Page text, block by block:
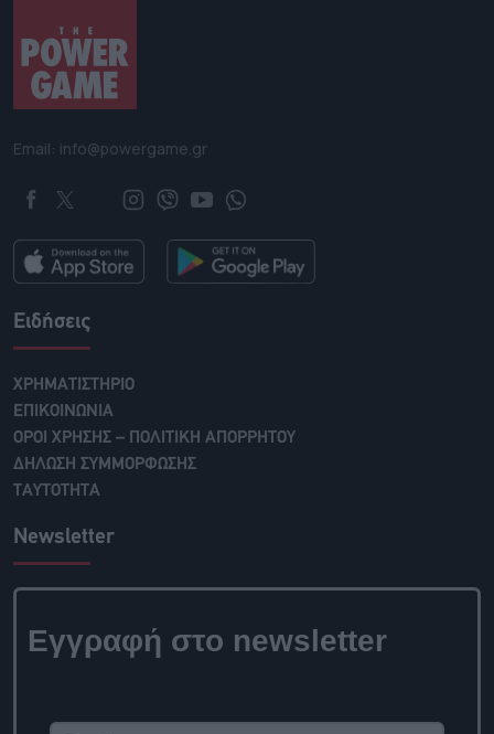
Email: info@powergame.gr
Ειδήσεις
ΧΡΗΜΑΤΙΣΤΗΡΙΟ
ΕΠΙΚΟΙΝΩΝΙΑ
ΟΡΟΙ ΧΡΗΣΗΣ – ΠΟΛΙΤΙΚΗ ΑΠΟΡΡΗΤΟΥ
ΔΗΛΩΣΗ ΣΥΜΜΟΡΦΩΣΗΣ
ΤΑΥΤΟΤΗΤΑ
Newsletter
Εγγραφή στο newsletter